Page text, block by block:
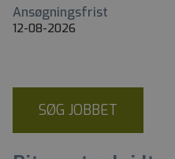
Ansøgningsfrist
12-08-2026
SØG JOBBET